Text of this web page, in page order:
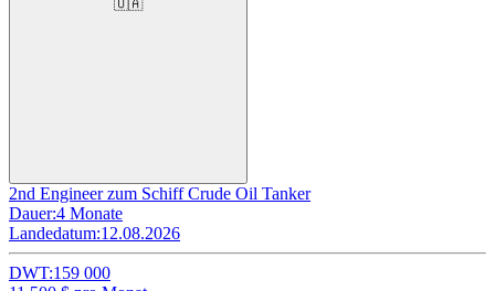
🇺🇦
2nd Engineer zum Schiff Crude Oil Tanker
Dauer:4 Monate
Landedatum:12.08.2026
DWT:159 000